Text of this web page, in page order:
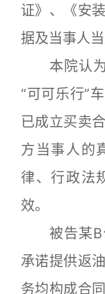
证》、《安
据及当事人
本院认为
“可可乐行”
已成立买卖
方当事人的
律、行政法
效。
被告某B
承诺提供返
务均构成合